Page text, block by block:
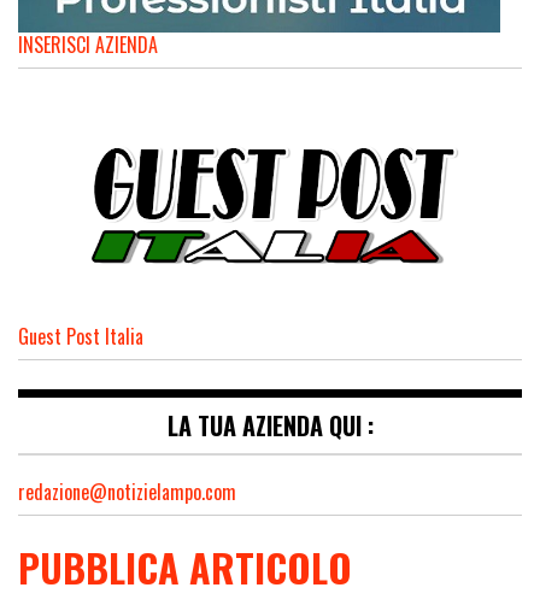
INSERISCI AZIENDA
Guest Post Italia
LA TUA AZIENDA QUI :
redazione@notizielampo.com
PUBBLICA ARTICOLO